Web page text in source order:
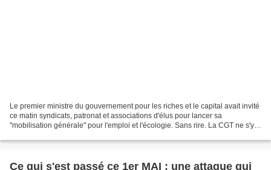
Le premier ministre du gouvernement pour les riches et le capital avait invité
ce matin syndicats, patronat et associations d'élus pour lancer sa
"mobilisation générale" pour l'emploi et l'écologie. Sans rire. La CGT ne s'y
Ce qui s'est passé ce 1er MAI : une attaque qui